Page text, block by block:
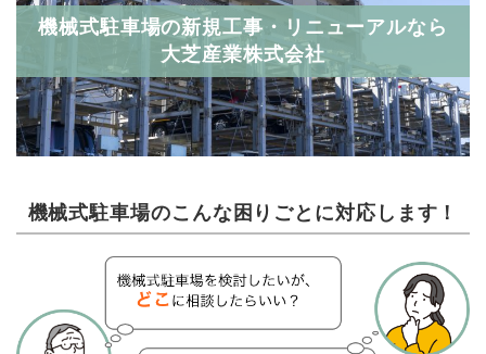
機械式駐車場の新規工事・リニューアルなら
大芝産業株式会社
機械式駐車場のこんな困りごとに対応します！